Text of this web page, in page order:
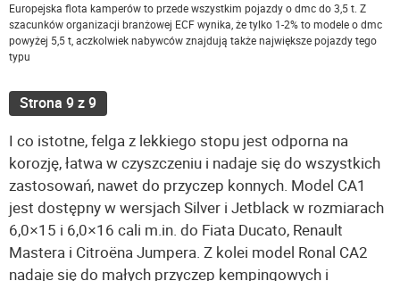
Europejska flota kamperów to przede wszystkim pojazdy o dmc do 3,5 t. Z
szacunków organizacji branżowej ECF wynika, że tylko 1-2% to modele o dmc
powyżej 5,5 t, aczkolwiek nabywców znajdują także największe pojazdy tego
typu
Strona 9 z 9
I co istotne, felga z lekkiego stopu jest odporna na
korozję, łatwa w czyszczeniu i nadaje się do wszystkich
zastosowań, nawet do przyczep konnych. Model CA1
jest dostępny w wersjach Silver i Jetblack w rozmiarach
6,0×15 i 6,0×16 cali m.in. do Fiata Ducato, Renault
Mastera i Citroëna Jumpera. Z kolei model Ronal CA2
nadaje się do małych przyczep kempingowych i